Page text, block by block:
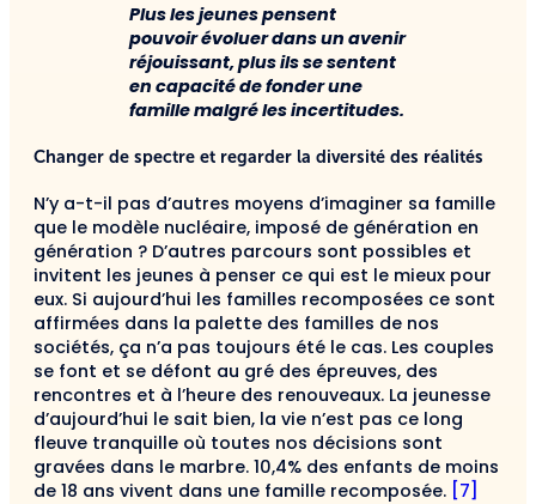
Plus les jeunes pensent
pouvoir évoluer dans un avenir
réjouissant, plus ils se sentent
en capacité de fonder une
famille malgré les incertitudes.
Changer de spectre et regarder la diversité des réalités
N’y a-t-il pas d’autres moyens d’imaginer sa famille
que le modèle nucléaire, imposé de génération en
génération ? D’autres parcours sont possibles et
invitent les jeunes à penser ce qui est le mieux pour
eux. Si aujourd’hui les familles recomposées ce sont
affirmées dans la palette des familles de nos
sociétés, ça n’a pas toujours été le cas. Les couples
se font et se défont au gré des épreuves, des
rencontres et à l’heure des renouveaux. La jeunesse
d’aujourd’hui le sait bien, la vie n’est pas ce long
fleuve tranquille où toutes nos décisions sont
gravées dans le marbre. 10,4% des enfants de moins
de 18 ans vivent dans une famille recomposée. [7]